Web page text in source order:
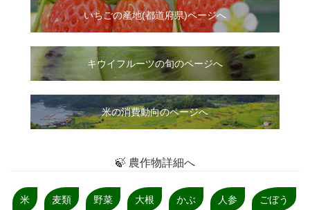
いちごの産地(都道府県)ページへ
キウイフルーツの旬のページへ
米の消費動向のページへ
🍃 農作物詳細へ
米 麦類 野菜 大根 かぶ 人参 ごぼう